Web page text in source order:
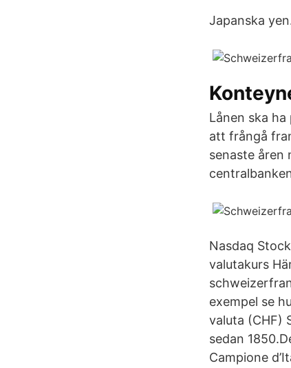
Japanska
Lånen ska
att frångå
senaste åren
Nasdaq
valutakurs
exempel se
valuta (CHF)
sedan
Campione